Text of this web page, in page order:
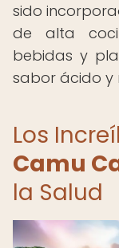
sido
de alta
bebidas y
sabor ácido y
Los
Camu
la Salud